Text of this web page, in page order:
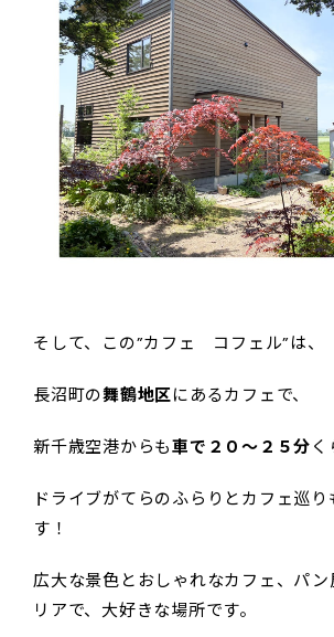
そして、この”カフェ コフェル”は、
長沼町の舞鶴地区にあるカフェで、
新千歳空港からも車で２０～２５分く
ドライブがてらのふらりとカフェ巡
す！
広大な景色とおしゃれなカフェ、パン
リアで、大好きな場所です。